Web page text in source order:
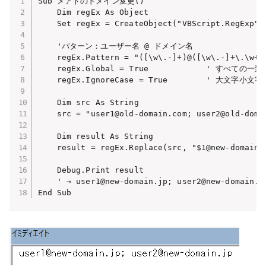
    Dim regEx As Object
    Set regEx = CreateObject("VBScript.RegExp")
    'パターン：ユーザー名 @ ドメイン名
regEx.Pattern = "([\w\.-]+)@([\w\.-]+\.\w+)"
regEx.Global = True            ' すべての一致
regEx.IgnoreCase = True        ' 大文字小文字
    Dim src As String
src = "user1@old-domain.com; user2@old-
    Dim result As String
result = regEx.Replace(src, "$1@new-
    Debug.Print result
' → user1@new-domain.jp; user2@new-
End Sub